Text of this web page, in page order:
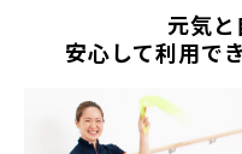
元気と
安心して利用で